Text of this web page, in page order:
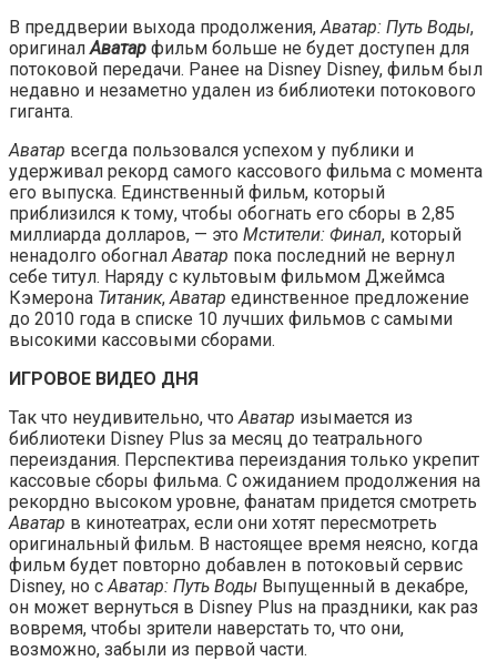
В преддверии выхода продолжения,Аватар: Путь Воды,
оригиналАватар фильм больше не будет доступен для
потоковой передачи. Ранее на Disney Disney, фильм был
недавно и незаметно удален из библиотеки потокового
гиганта.
Аватар всегда пользовался успехом у публики и
удерживал рекорд самого кассового фильма с момента
его выпуска. Единственный фильм, который
приблизился к тому, чтобы обогнать его сборы в 2,85
миллиарда долларов, — это Мстители: Финал, который
ненадолго обогналАватар пока последний не вернул
себе титул. Наряду с культовым фильмом Джеймса
Кэмерона Титаник,Аватар единственное предложение
до 2010 года в списке 10 лучших фильмов с самыми
высокими кассовыми сборами.
ИГРОВОЕ ВИДЕО ДНЯ
Так что неудивительно, чтоАватар изымается из
библиотеки Disney Plus за месяц до театрального
переиздания. Перспектива переиздания только укрепит
кассовые сборы фильма. С ожиданием продолжения на
рекордно высоком уровне, фанатам придется смотреть
Аватар в кинотеатрах, если они хотят пересмотреть
оригинальный фильм. В настоящее время неясно, когда
фильм будет повторно добавлен в потоковый сервис
Disney, но сАватар: Путь Воды Выпущенный в декабре,
он может вернуться в Disney Plus на праздники, как раз
вовремя, чтобы зрители наверстать то, что они,
возможно, забыли из первой части.